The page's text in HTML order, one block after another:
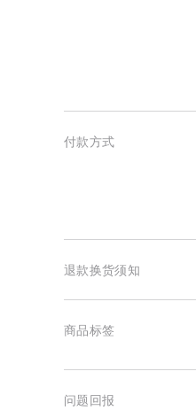
付款方式
退款换货须知
商品标签
问题回报